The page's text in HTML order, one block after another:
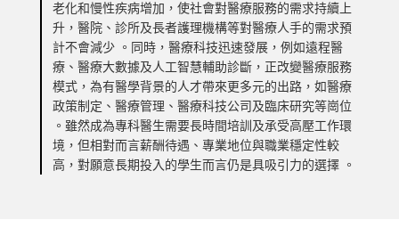
老化和慢性疾病增加，使社會對醫療服務的需求持續上
升，醫院、診所及長者護理機構等對醫療人手的需求預
計不會減少 。同時，醫療科技迅速發展，例如遠程醫
療、醫療大數據及人工智慧輔助診斷，正改變醫療服務
模式，為有醫學背景的人才帶來更多元的出路，如醫療
政策制定、醫療管理、醫療科技公司及臨床研究等崗位
。雖然成為專科醫生需要長時間培訓及承受高壓工作環
境，但相對而言薪酬待遇、專業地位與職業穩定性較
高，對願意長期投入的學生而言仍是具吸引力的選擇 。